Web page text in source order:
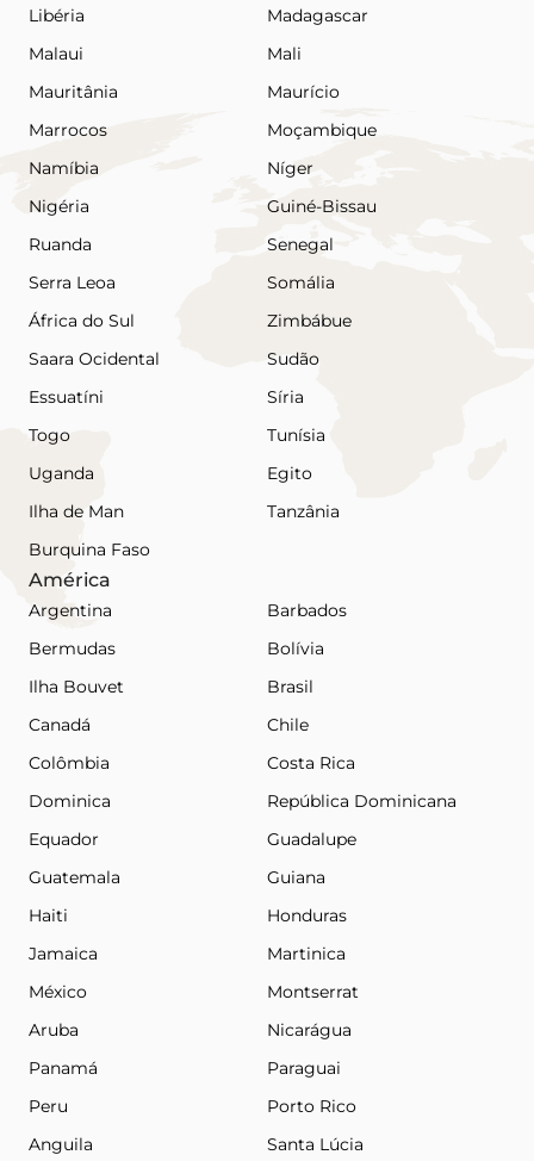
Libéria
Madagascar
Malaui
Mali
Mauritânia
Maurício
Marrocos
Moçambique
Namíbia
Níger
Nigéria
Guiné-Bissau
Ruanda
Senegal
Serra Leoa
Somália
África do Sul
Zimbábue
Saara Ocidental
Sudão
Essuatíni
Síria
Togo
Tunísia
Uganda
Egito
Ilha de Man
Tanzânia
Burquina Faso
América
Argentina
Barbados
Bermudas
Bolívia
Ilha Bouvet
Brasil
Canadá
Chile
Colômbia
Costa Rica
Dominica
República Dominicana
Equador
Guadalupe
Guatemala
Guiana
Haiti
Honduras
Jamaica
Martinica
México
Montserrat
Aruba
Nicarágua
Panamá
Paraguai
Peru
Porto Rico
Anguila
Santa Lúcia